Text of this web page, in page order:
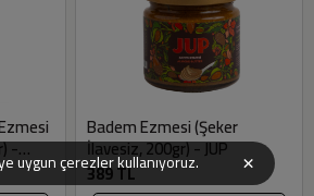
-
Badem Ezmesi (Şeker
İlavesiz, 200gr) - JUP
389 TL
uygun çerezler kullanıyoruz. ×